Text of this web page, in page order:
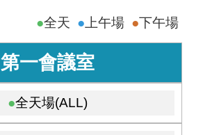
全天 上午場 下午場
第一會議室
全天場(ALL)